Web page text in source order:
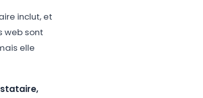
inclut, et
web sont
elle